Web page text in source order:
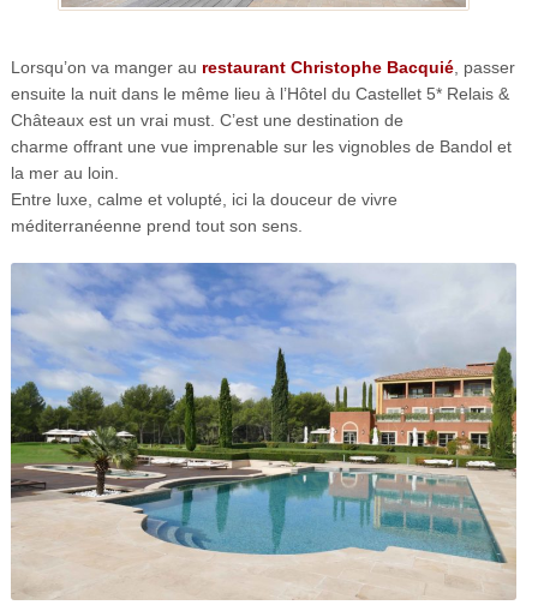
Lorsqu’on va manger au restaurant Christophe Bacquié, passer
ensuite la nuit dans le même lieu à l’Hôtel du Castellet 5* Relais &
Châteaux est un vrai must. C’est une destination de
charme offrant une vue imprenable sur les vignobles de Bandol et
la mer au loin.
Entre luxe, calme et volupté, ici la douceur de vivre
méditerranéenne prend tout son sens.